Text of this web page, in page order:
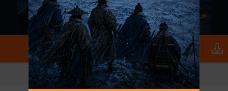
로그인 PC버전 전체앱